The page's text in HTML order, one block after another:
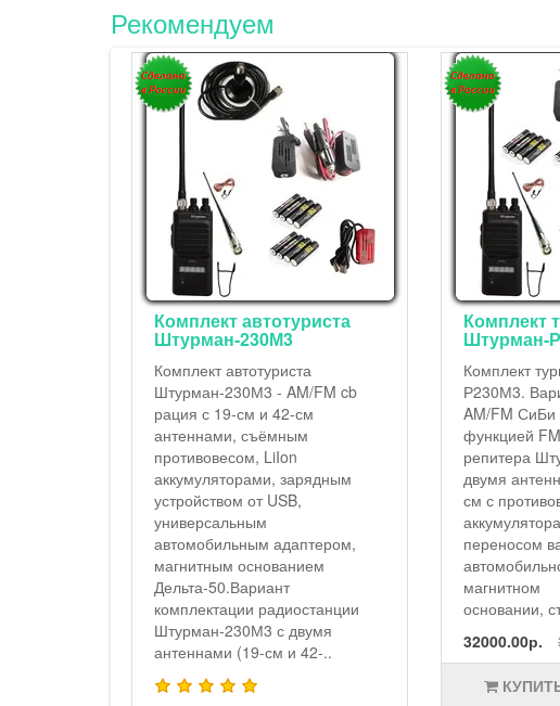
Рекомендуем
Комплект автотуриста
Штурман-230М3
Комплект автотуриста
Штурман-230М3 - AM/FM cb
рация с 19-см и 42-см
антеннами, съёмным
противовесом, LiIon
аккумуляторами, зарядным
устройством от USB,
универсальным
автомобильным адаптером,
магнитным основанием
Дельта-50.Вариант
комплектации радиостанции
Штурман-230М3 с двумя
антеннами (19-см и 42-..
Комплект
Штурман-
Комплект
Р230М3.
AM/FM СиБи
функцией FM
репитера
двумя
см с
переносом
магнитном
основании,
32000.00р.